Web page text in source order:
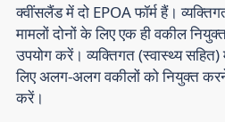
क्वींसलैंड में दो EPOA फॉर्म हैं।
मामलों दोनों के लिए एक ही वकील
उपयोग करें। व्यक्तिगत (स्वास्थ्य सहित)
लिए अलग-अलग वकीलों को नियुक्त
करें।